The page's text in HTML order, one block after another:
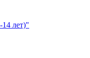
лет)"